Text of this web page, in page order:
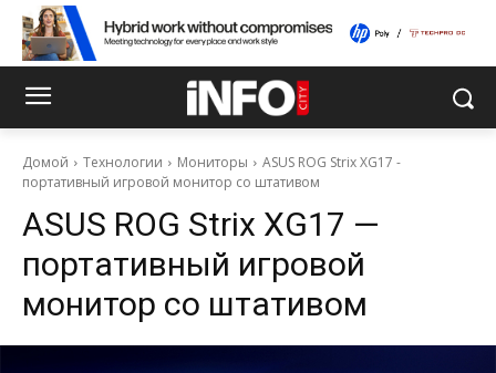
Домой Технологии Мониторы
ASUS ROG Strix XG17 -
портативный игровой монитор со штативом
ASUS ROG Strix XG17 —
портативный игровой
монитор со штативом